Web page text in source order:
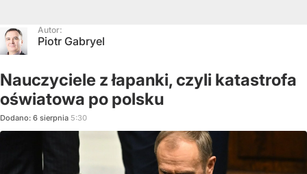
Autor:
Piotr Gabryel
Nauczyciele z łapanki, czyli katastrofa
oświatowa po polsku
Dodano: 6 sierpnia 5:30